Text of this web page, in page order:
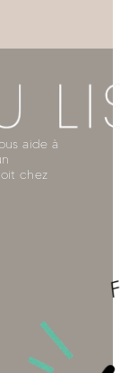
aide à
chez